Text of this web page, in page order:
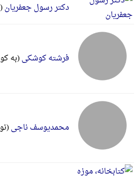
دکتر رسول جعفریان
فرشته کوشکی(به
محمدیوسف ناجی